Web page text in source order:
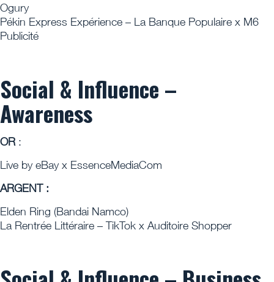
Ogury
Pékin Express Expérience – La Banque Populaire x M6
Publicité
Social & Influence –
Awareness
OR :
Live by eBay x EssenceMediaCom
ARGENT :
Elden Ring (Bandai Namco)
La Rentrée Littéraire – TikTok x Auditoire Shopper